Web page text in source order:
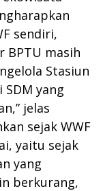
sendiri,
BPTU masih
Stasiun
yang
jelas
sejak WWF
yaitu sejak
yang
berkurang,